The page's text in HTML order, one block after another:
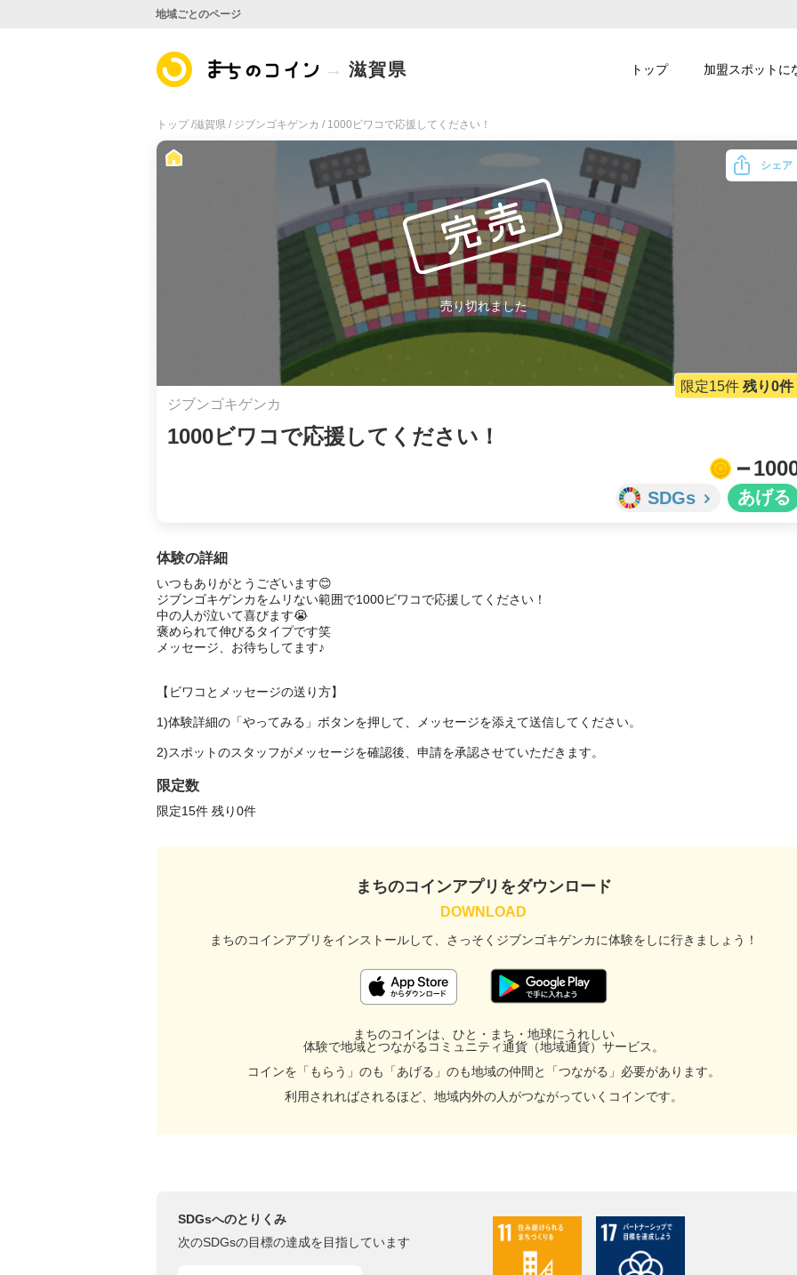
トップ /滋賀県 / ジブンゴキゲンカ / 1000ビワコで応援してください！
売り切れました
ジブンゴキゲンカ
1000ビワコで応援してください！
SDGs
限定15件 残り0件
シェア
facebook
体験の詳細
いつもありがとうございます😊
ジブンゴキゲンカをムリない範囲で1000ビワコで応援してください！
中の人が泣いて喜びます😭
褒められて伸びるタイプです笑
メッセージ、お待ちしてます♪
【ビワコとメッセージの送り方】
1)体験詳細の「やってみる」ボタンを押して、メッセージを添えて送信してください。
2)スポットのスタッフがメッセージを確認後、申請を承認させていただきます。
限定数
限定15件 残り0件
まちのコインアプリをダウンロード
まちのコインアプリをインストールして、 さっそくジブンゴキゲンカに体験をしに行きましょう！
まちのコインは、ひと・まち・地球にうれしい
体験で地域とつながるコミュニティ通貨（地域通貨）サービス。
コインを「もらう」のも「あげる」のも地域の仲間と「つながる」必要があります。
利用されればされるほど、地域内外の人がつながっていくコインです。
SDGsへのとりくみ
次のSDGsの目標の達成を目指しています
地域ごとのページ
トップ 加盟スポットに
滋賀県